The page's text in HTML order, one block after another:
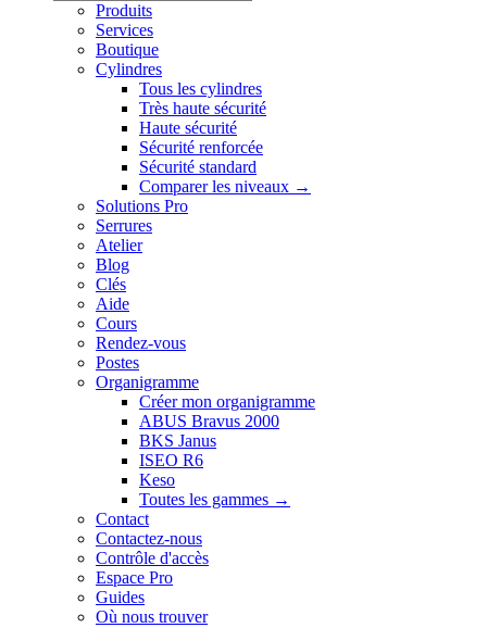
Produits
Services
Boutique
Cylindres
Tous les cylindres
Très haute sécurité
Haute sécurité
Sécurité renforcée
Sécurité standard
Comparer les niveaux →
Solutions Pro
Serrures
Atelier
Blog
Clés
Aide
Cours
Rendez-vous
Postes
Organigramme
Créer mon organigramme
ABUS Bravus 2000
BKS Janus
ISEO R6
Keso
Toutes les gammes →
Contact
Contactez-nous
Contrôle d'accès
Espace Pro
Guides
Où nous trouver